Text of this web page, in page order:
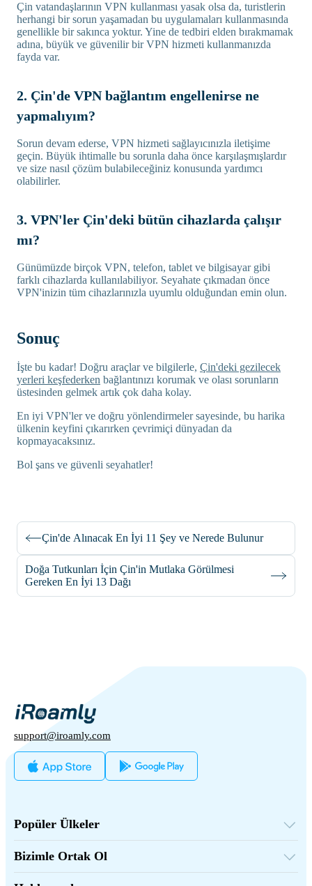
Çin vatandaşlarının VPN kullanması yasak olsa da, turistlerin
herhangi bir sorun yaşamadan bu uygulamaları kullanmasında
genellikle bir sakınca yoktur. Yine de tedbiri elden bırakmamak
adına, büyük ve güvenilir bir VPN hizmeti kullanmanızda
fayda var.
2. Çin'de VPN bağlantım engellenirse ne
yapmalıyım?
Sorun devam ederse, VPN hizmeti sağlayıcınızla iletişime
geçin. Büyük ihtimalle bu sorunla daha önce karşılaşmışlardır
ve size nasıl çözüm bulabileceğiniz konusunda yardımcı
olabilirler.
3. VPN'ler Çin'deki bütün cihazlarda çalışır
mı?
Günümüzde birçok VPN, telefon, tablet ve bilgisayar gibi
farklı cihazlarda kullanılabiliyor. Seyahate çıkmadan önce
VPN'inizin tüm cihazlarınızla uyumlu olduğundan emin olun.
Sonuç
İşte bu kadar! Doğru araçlar ve bilgilerle, Çin'deki gezilecek
yerleri keşfederken bağlantınızı korumak ve olası sorunların
üstesinden gelmek artık çok daha kolay.
En iyi VPN'ler ve doğru yönlendirmeler sayesinde, bu harika
ülkenin keyfini çıkarırken çevrimiçi dünyadan da
kopmayacaksınız.
Bol şans ve güvenli seyahatler!
Çin'de Alınacak En İyi 11 Şey ve Nerede Bulunur
Doğa Tutkunları İçin Çin'in Mutlaka Görülmesi
Gereken En İyi 13 Dağı
support@iroamly.com
Popüler Ülkeler
Türkiye
Fransa
Tayland
Bizimle Ortak Ol